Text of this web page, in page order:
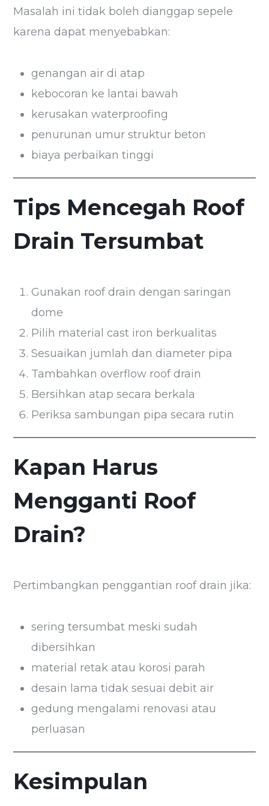
Masalah ini tidak boleh dianggap sepele
karena dapat menyebabkan:
genangan air di atap
kebocoran ke lantai bawah
kerusakan waterproofing
penurunan umur struktur beton
biaya perbaikan tinggi
Tips Mencegah Roof
Drain Tersumbat
Gunakan roof drain dengan saringan
dome
Pilih material cast iron berkualitas
Sesuaikan jumlah dan diameter pipa
Tambahkan overflow roof drain
Bersihkan atap secara berkala
Periksa sambungan pipa secara rutin
Kapan Harus
Mengganti Roof
Drain?
Pertimbangkan penggantian roof drain jika:
sering tersumbat meski sudah
dibersihkan
material retak atau korosi parah
desain lama tidak sesuai debit air
gedung mengalami renovasi atau
perluasan
Kesimpulan